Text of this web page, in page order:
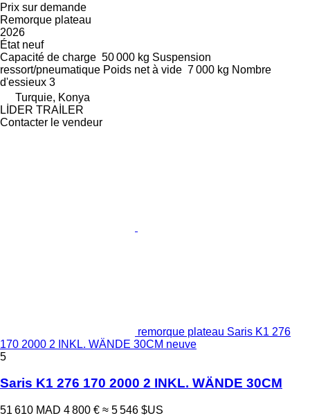
Prix sur demande
Remorque plateau
2026
Étatneuf
Capacité de charge 50 000 kg Suspension
ressort/pneumatique Poids net à vide 7 000 kg Nombre
d'essieux 3
Turquie, Konya
LİDER TRAİLER
Contacter le vendeur
remorque plateau Saris K1 276
170 2000 2 INKL. WÄNDE 30CM neuve
5
Saris K1 276 170 2000 2 INKL. WÄNDE 30CM
51 610 MAD 4 800 € ≈ 5 546 $US